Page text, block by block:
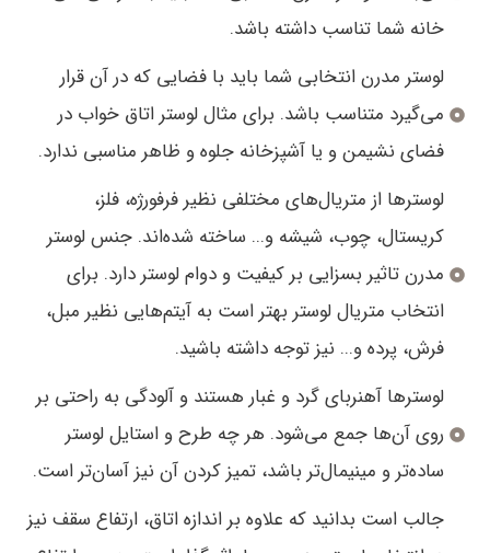
خانه شما تناسب داشته باشد.
لوستر مدرن انتخابی شما باید با فضایی که در آن قرار
می‌گیرد متناسب باشد. برای مثال لوستر اتاق خواب در
فضای نشیمن و یا آشپزخانه جلوه و ظاهر مناسبی ندارد.
لوسترها از متریال‌های مختلفی نظیر فرفورژه، فلز،
کریستال، چوب، شیشه و... ساخته شده‌اند. جنس لوستر
مدرن تاثیر بسزایی بر کیفیت و دوام لوستر دارد. برای
انتخاب متریال لوستر بهتر است به آیتم‌هایی نظیر مبل،
فرش، پرده و... نیز توجه داشته باشید.
لوسترها آهنربای گرد و غبار هستند و آلودگی به راحتی بر
روی آن‌ها جمع می‌شود. هر چه طرح و استایل لوستر
ساده‌تر و مینیمال‌تر باشد، تمیز کردن آن نیز آسان‌تر است.
جالب است بدانید که علاوه بر اندازه اتاق، ارتفاع سقف نیز